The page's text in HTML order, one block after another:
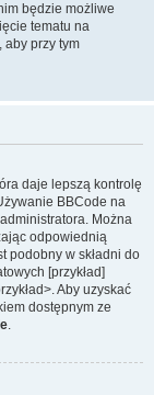
będzie możliwe
tematu na
aby przy tym
daje lepszą kontrolę
BBCode na
Można
odpowiednią
podobny w składni do
[przykład]
Aby uzyskać
dostępnym ze
.